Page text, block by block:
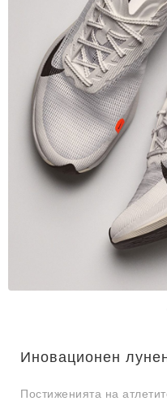
Иновационен
Постиженията на